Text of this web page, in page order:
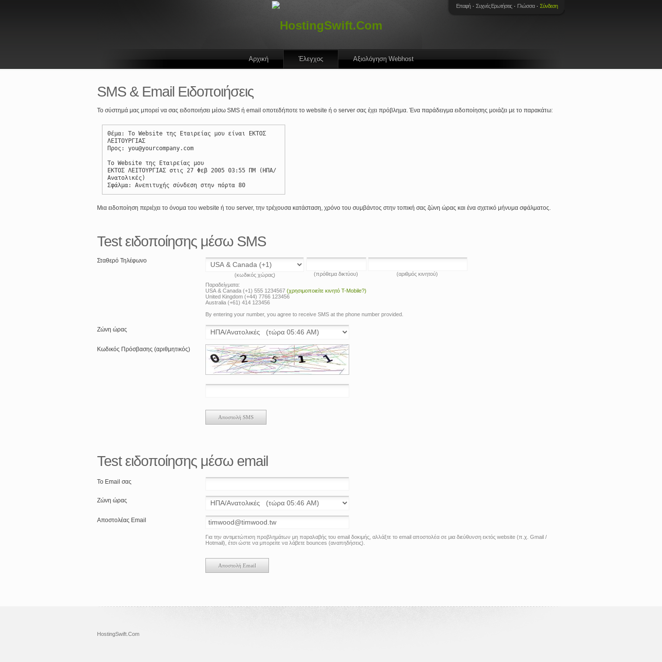
Επαφή Συχνές Ερωτήσεις Γλώσσα Σύνδεση
Αρχική Έλεγχος Αξιολόγηση Webhost
SMS & Email Ειδοποιήσεις
Το σύστημά μας μπορεί να σας ειδοποιήσει μέσω SMS ή email οποτεδήποτε το website ή ο server σας έχει πρόβλημα. Ένα παράδειγμα ειδοποίησης μοιάζει με το παρακάτω:
Θέμα: Το Website της Εταιρείας μου είναι ΕΚΤΟΣ
ΛΕΙΤΟΥΡΓΙΑΣ
Προς: you@yourcompany.com
Το Website της Εταιρείας μου
ΕΚΤΟΣ ΛΕΙΤΟΥΡΓΙΑΣ στις 27 Φεβ 2005 03:55 ΠΜ (ΗΠΑ/
Ανατολικές)
Σφάλμα: Ανεπιτυχής σύνδεση στην πόρτα 80
Μια ειδοποίηση περιέχει το όνομα του website ή του server, την τρέχουσα κατάσταση, χρόνο του συμβάντος στην τοπική σας ζώνη ώρας και ένα σχετικό μήνυμα σφάλματος.
Test ειδοποίησης μέσω SMS
Σταθερό Τηλέφωνο
(κωδικός χώρας) (πρόθεμα δικτύου)
(αριθμός κινητού)
Παραδείγματα:
USA & Canada (+1) 555 1234567 (χρησιμοποιείτε κινητό T-Mobile?)
United Kingdom (+44) 7766 123456
Australia (+61) 414 123456
By entering your number, you agree to receive SMS at the phone number provided.
Ζώνη ώρας
Κωδικός Πρόσβασης (αριθμητικός)
Test ειδοποίησης μέσω email
Το Email σας
Ζώνη ώρας
Αποστολέας Email
Για την αντιμετώπιση προβλημάτων μη παραλαβής του email δοκιμής, αλλάξτε το email αποστολέα σε μια διεύθυνση εκτός website (π.χ. Gmail /
Hotmail), έτσι ώστε να μπορείτε να λάβετε bounces (αναπηδήσεις).
HostingSwift.Com